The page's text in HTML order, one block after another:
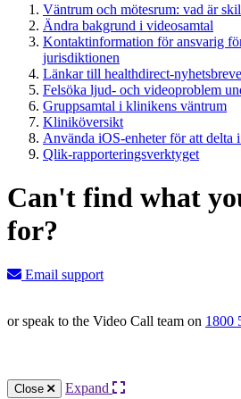
Väntrum och mötesrum: vad är
Ändra bakgrund i videosamtal
Kontaktinformation för ansvarig
jurisdiktionen
Länkar till healthdirect-
Felsöka ljud- och videoproblem
Gruppsamtal i klinikens väntrum
Kliniköversikt
Använda iOS-enheter för att delta
Qlik-rapporteringsverktyget
Can't find what
for?
Email support
or speak to the Video Call team on 1800
Close
Expand